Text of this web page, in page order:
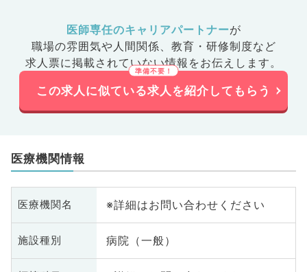
医師専任のキャリアパートナーが
職場の雰囲気や人間関係、 教育・研修制度など
求人票に掲載されていない情報をお伝えします。
この求人に似ている求人を紹介してもらう
医療機関情報
医療機関名 ※詳細はお問い合わせください
施設種別 病院（一般）